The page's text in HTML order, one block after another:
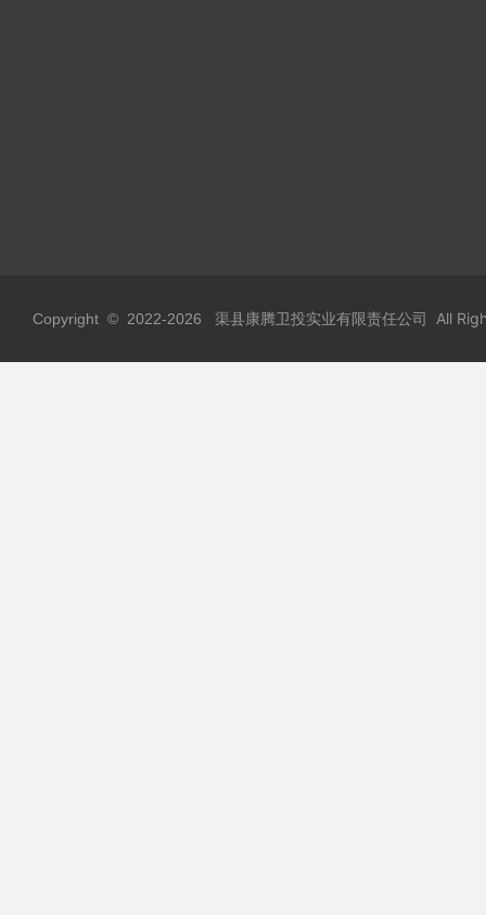
Copyright © 2022-2026 渠县康腾卫投实业有限责任公司 All